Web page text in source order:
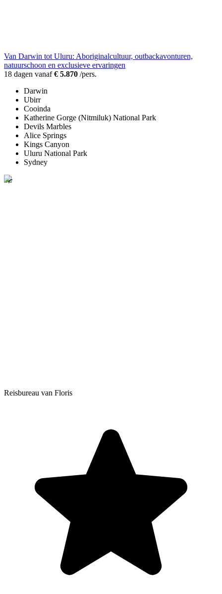
Van Darwin tot Uluru: Aboriginalcultuur, outbackavonturen,
natuurschoon en exclusieve ervaringen
18 dagen vanaf€ 5.870 /pers.
Darwin
Ubirr
Cooinda
Katherine Gorge (Nitmiluk) National Park
Devils Marbles
Alice Springs
Kings Canyon
Uluru National Park
Sydney
Reisbureau van Floris